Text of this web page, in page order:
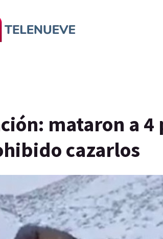
mataron a 4
cazarlos